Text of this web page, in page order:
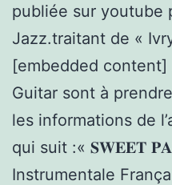
publiée sur youtube
Jazz.traitant de «
[embedded content]
Guitar sont à
les informations de
qui suit :« 𝐒𝐖𝐄𝐄𝐓
Instrumentale